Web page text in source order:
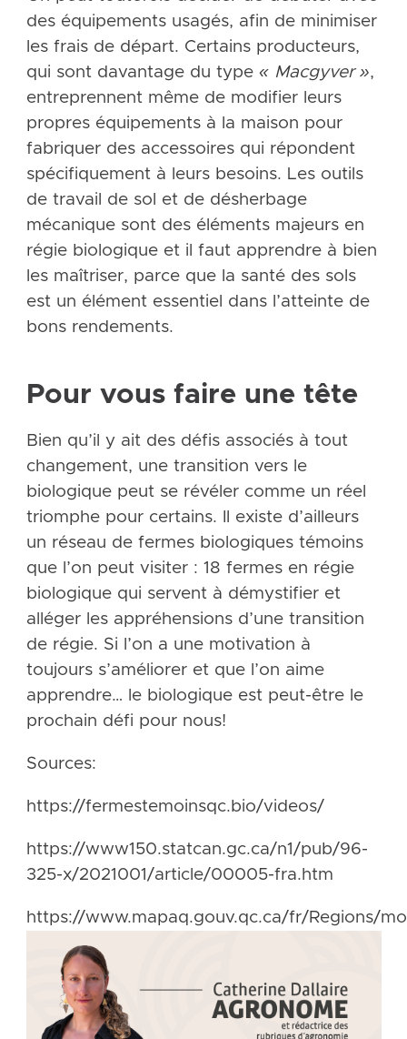
des équipements usagés, afin de minimiser
les frais de départ. Certains producteurs,
qui sont davantage du type « Macgyver »,
entreprennent même de modifier leurs
propres équipements à la maison pour
fabriquer des accessoires qui répondent
spécifiquement à leurs besoins. Les outils
de travail de sol et de désherbage
mécanique sont des éléments majeurs en
régie biologique et il faut apprendre à bien
les maîtriser, parce que la santé des sols
est un élément essentiel dans l’atteinte de
bons rendements.
Pour vous faire une tête
Bien qu’il y ait des défis associés à tout
changement, une transition vers le
biologique peut se révéler comme un réel
triomphe pour certains. Il existe d’ailleurs
un réseau de fermes biologiques témoins
que l’on peut visiter : 18 fermes en régie
biologique qui servent à démystifier et
alléger les appréhensions d’une transition
de régie. Si l’on a une motivation à
toujours s’améliorer et que l’on aime
apprendre… le biologique est peut-être le
prochain défi pour nous!
Sources:
https://fermestemoinsqc.bio/videos/
https://www150.statcan.gc.ca/n1/pub/96-
325-x/2021001/article/00005-fra.htm
https://www.mapaq.gouv.qc.ca/fr/Regions/